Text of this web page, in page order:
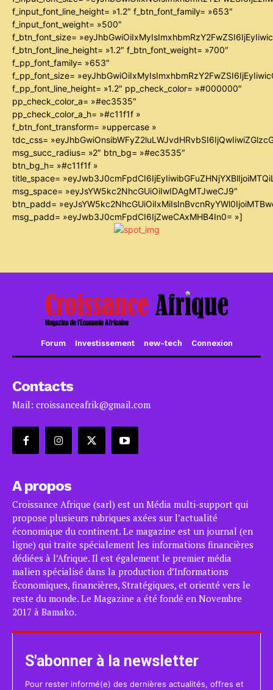
f_input_font_line_height= »1.2″ f_btn_font_family= »653″
f_input_font_weight= »500″
f_btn_font_size=
f_btn_font_line_height= »1.2″ f_btn_font_weight= »700″
f_pp_font_family= »653″
f_pp_font_size=
f_pp_font_line_height= »1.2″ pp_check_color= »#000000″
pp_check_color_a= »#ec3535″
pp_check_color_a_h= »#c11f1f »
f_btn_font_transform= »uppercase »
tdc_css=
msg_succ_radius= »2″ btn_bg= »#ec3535″
btn_bg_h= »#c11f1f »
title_space=
msg_space= »eyJsYW5kc2NhcGUiOiIwIDAgMTJweCJ9″
btn_padd=
msg_padd= »eyJwb3J0cmFpdCI6IjZweCAxMHB4In0= »]
Forum Investissement new-tech Connexion
Contacts
Mail: croissanceafrik@gmail.com
A propos
Croissance Afrique (sarl) est un Média multi-support qui
propose plusieurs rubriques axées sur l’actualité
économique du continent. Le magazine est un journal (en
ligne) qui traite spécialement les informations financières
dédiées à l’Afrique. Il est également le premier média
malien spécialisé dans la production d’Informations
Économiques, financières, Stratégiques, et orienté vers le
reste du monde. Le Magazine a été fondé en Novembre
2017 à Bamako.
S'abonner à la newsletter
Pour rester informé(e) des dernières actualités, offres et